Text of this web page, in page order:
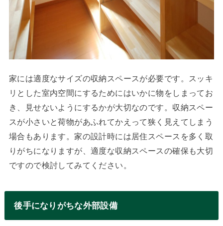
家には適度なサイズの収納スペースが必要です。スッキ
リとした室内空間にするためにはいかに物をしまってお
き、見せないようにするかが大切なのです。収納スペー
スが小さいと荷物があふれてかえって狭く見えてしまう
場合もあります。家の設計時には居住スペースを多く取
りがちになりますが、適度な収納スペースの確保も大切
ですので検討してみてください。
後手になりがちな外部設備